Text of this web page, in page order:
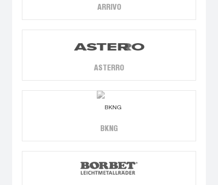
ARRIVO
ASTERRO
BKNG